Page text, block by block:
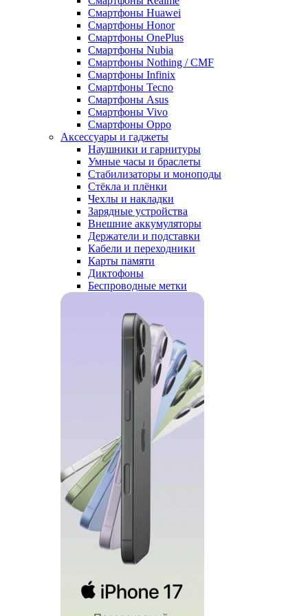
Смартфоны Huawei
Смартфоны Honor
Смартфоны OnePlus
Смартфоны Nubia
Смартфоны Nothing / CMF
Смартфоны Infinix
Смартфоны Tecno
Смартфоны Asus
Смартфоны Vivo
Смартфоны Oppo
Аксессуары и гаджеты
Наушники и гарнитуры
Умные часы и браслеты
Стабилизаторы и моноподы
Стёкла и плёнки
Чехлы и накладки
Зарядные устройства
Внешние аккумуляторы
Держатели и подставки
Кабели и переходники
Карты памяти
Диктофоны
Беспроводные метки